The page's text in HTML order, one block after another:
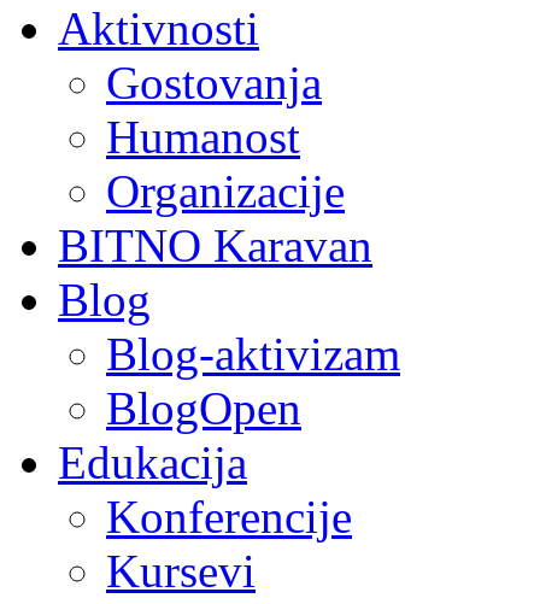
Aktivnosti
Gostovanja
Humanost
Organizacije
BITNO Karavan
Blog
Blog-aktivizam
BlogOpen
Edukacija
Konferencije
Kursevi